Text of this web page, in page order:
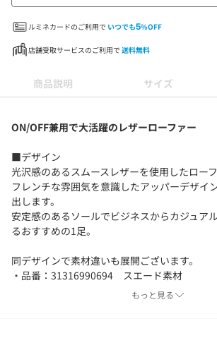
ルミネカードのご利用で いつでも5%OFF
店舗受取サービスのご利用で 送料無料
商品説明 サイズ
ON/OFF兼用で大活躍のレザーローファー
■デザイン
光沢感のあるスムースレザーを使用したローフ
フレンチな雰囲気を意識したアッパーデザイ
出します。
安定感のあるソールでビジネスからカジュア
るおすすめの1足。
同デザインで素材違いも展開ございます。
・品番：31316990694 スエード素材
もっと見る